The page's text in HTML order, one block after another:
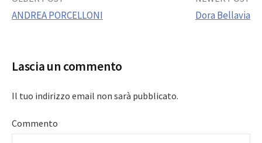
ANDREA PORCELLONI Dora Bellavia
Lascia un commento
Il tuo indirizzo email non sarà pubblicato.
Commento